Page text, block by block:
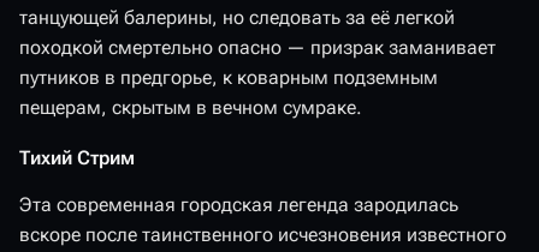
танцующей балерины, но следовать за её легкой
походкой смертельно опасно — призрак заманивает
путников в предгорье, к коварным подземным
пещерам, скрытым в вечном сумраке.
Тихий Стрим
Эта современная городская легенда зародилась
вскоре после таинственного исчезновения известного